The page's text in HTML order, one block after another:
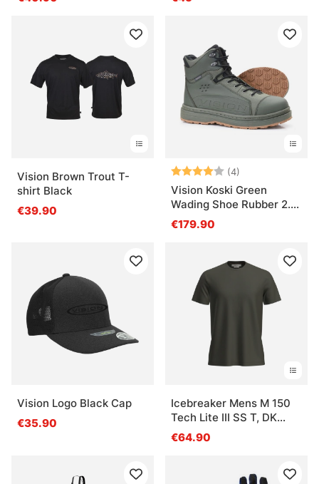
Vision Brown Trout T-
shirt Black
€39.90
Note: (4)
Vision Koski Green
Wading Shoe Rubber 2.0
Sole
€179.90
Vision Logo Black Cap
€35.90
Icebreaker Mens M 150
Tech Lite III SS T, DK
Loden
€64.90